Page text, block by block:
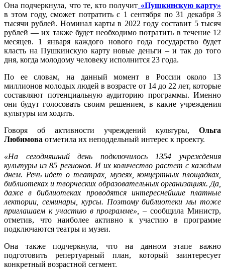
Она подчеркнула, что те, кто получит «Пушкинскую карту»
в этом году, сможет потратить с 1 сентября по 31 декабря 3
тысячи рублей. Номинал карты в 2022 году составит 5 тысяч
рублей — их также будет необходимо потратить в течение 12
месяцев. 1 января каждого нового года государство будет
класть на Пушкинскую карту новые деньги – и так до того
дня, когда молодому человеку исполнится 23 года.
По ее словам, на данный момент в России около 13
миллионов молодых людей в возрасте от 14 до 22 лет, которые
составляют потенциальную аудиторию программы. Именно
они будут голосовать своим решением, в какие учреждения
культуры им ходить.
Говоря об активности учреждений культуры, Ольга
Любимова отметила их неподдельный интерес к проекту.
«На сегодняшний день подключилось 1354 учреждения
культуры из 85 регионов. И их количество растет с каждым
днем. Речь идет о театрах, музеях, концертных площадках,
библиотеках и творческих образовательных организациях. Да,
даже в библиотеках проводятся интереснейшие платные
лектории, семинары, курсы. Поэтому библиотеки мы тоже
приглашаем к участию в программе», – сообщила Министр,
отметив, что наиболее активно к участию в программе
подключаются театры и музеи.
Она также подчеркнула, что на данном этапе важно
подготовить репертуарный план, который заинтересует
конкретный возрастной сегмент.